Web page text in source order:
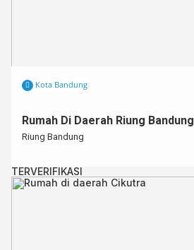
Kota Bandung
Rumah Di Daerah Riung Bandung
Riung Bandung
TERVERIFIKASI